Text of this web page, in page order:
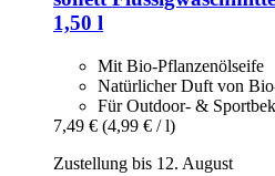
1,50 l
Mit Bio-Pflanzenölseife
Natürlicher Duft von
Für Outdoor- &
7,49 € (4,99 € / l)
Zustellung bis 12. August